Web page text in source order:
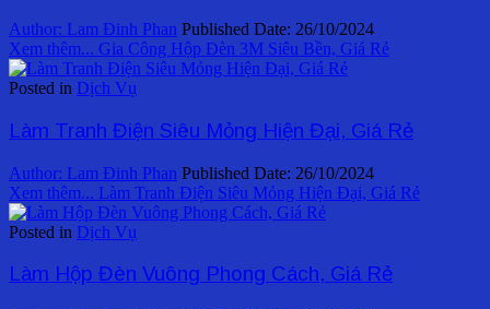
Author: Lam Đinh Phan Published Date: 26/10/2024
Xem thêm... Gia Công Hộp Đèn 3M Siêu Bền, Giá Rẻ
Posted in Dịch Vụ
Làm Tranh Điện Siêu Mỏng Hiện Đại, Giá Rẻ
Author: Lam Đinh Phan Published Date: 26/10/2024
Xem thêm... Làm Tranh Điện Siêu Mỏng Hiện Đại, Giá Rẻ
Posted in Dịch Vụ
Làm Hộp Đèn Vuông Phong Cách, Giá Rẻ